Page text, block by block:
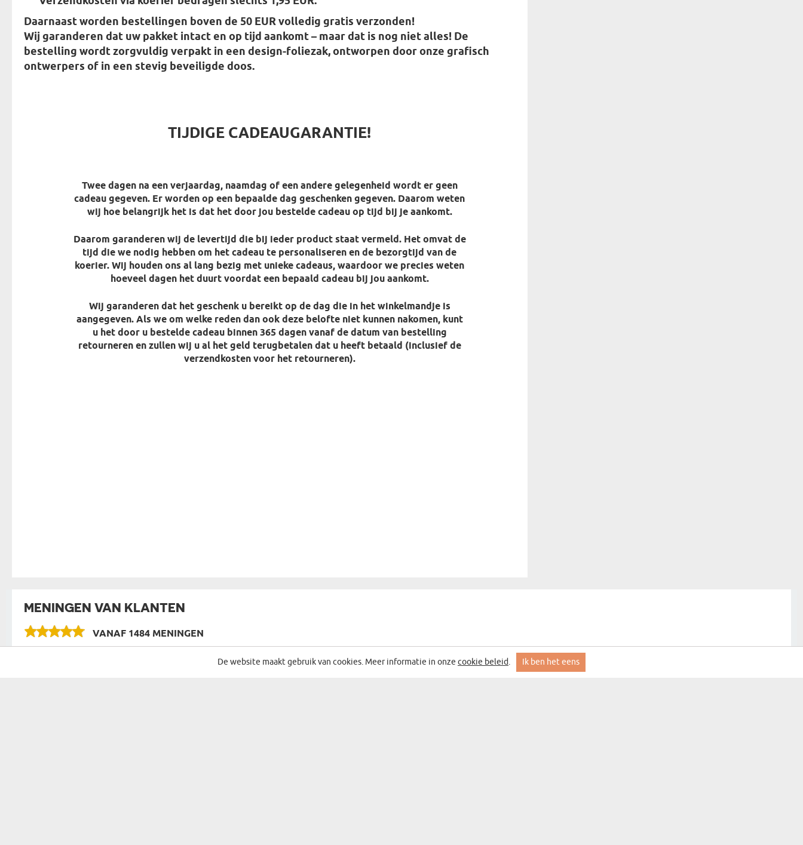
Daarnaast worden bestellingen boven de 50 EUR volledig gratis verzonden!
Wij garanderen dat uw pakket intact en op tijd aankomt – maar dat is nog niet alles! De
bestelling wordt zorgvuldig verpakt in een design-foliezak, ontworpen door onze grafisch
ontwerpers of in een stevig beveiligde doos.
TIJDIGE CADEAUGARANTIE!
Twee dagen na een verjaardag, naamdag of een andere gelegenheid wordt er geen
cadeau gegeven. Er worden op een bepaalde dag geschenken gegeven. Daarom weten
wij hoe belangrijk het is dat het door jou bestelde cadeau op tijd bij je aankomt.
Daarom garanderen wij de levertijd die bij ieder product staat vermeld. Het omvat de
tijd die we nodig hebben om het cadeau te personaliseren en de bezorgtijd van de
koerier. Wij houden ons al lang bezig met unieke cadeaus, waardoor we precies weten
hoeveel dagen het duurt voordat een bepaald cadeau bij jou aankomt.
Wij garanderen dat het geschenk u bereikt op de dag die in het winkelmandje is
aangegeven. Als we om welke reden dan ook deze belofte niet kunnen nakomen, kunt
u het door u bestelde cadeau binnen 365 dagen vanaf de datum van bestelling
retourneren en zullen wij u al het geld terugbetalen dat u heeft betaald (inclusief de
verzendkosten voor het retourneren).
MENINGEN VAN KLANTEN
VANAF 1484 MENINGEN
De website maakt gebruik van cookies. Meer informatie in onze cookie beleid. Ik ben het eens